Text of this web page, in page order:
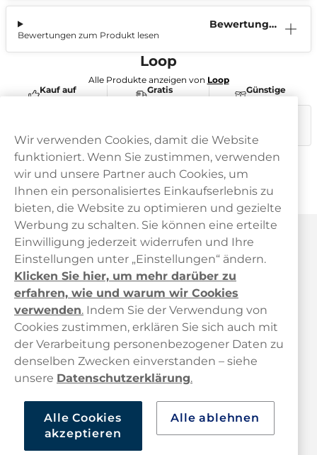
Bewertunge
Bewertungen zum Produkt lesen
Loop
Alle Produkte anzeigen von Loop
Kauf auf
Rechnung
Gratis
Versand
Günstige
Preise
Haypp Österreich
Kundendienst
Über uns
Wir verwenden Cookies, damit die Website
funktioniert. Wenn Sie zustimmen, verwenden
wir und unsere Partner auch Cookies, um
Ihnen ein personalisiertes Einkaufserlebnis zu
bieten, die Website zu optimieren und gezielte
Werbung zu schalten. Sie können eine erteilte
Einwilligung jederzeit widerrufen und Ihre
Einstellungen unter „Einstellungen“ ändern.
Klicken Sie hier, um mehr darüber zu
erfahren, wie und warum wir Cookies
verwenden. Indem Sie der Verwendung von
Cookies zustimmen, erklären Sie sich auch mit
der Verarbeitung personenbezogener Daten zu
denselben Zwecken einverstanden – siehe
unsere Datenschutzerklärung.
Alle Cookies
akzeptieren
Alle ablehnen